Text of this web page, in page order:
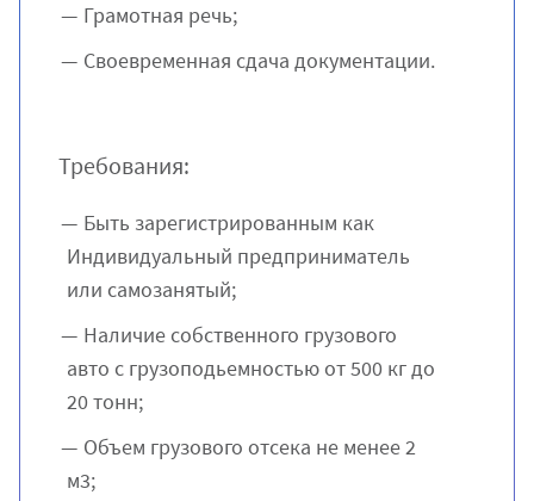
Грамотная речь;
Своевременная сдача документации.
Требования:
Быть зарегистрированным как
Индивидуальный предприниматель
или самозанятый;
Наличие собственного грузового
авто с грузоподьемностью от 500 кг до
20 тонн;
Объем грузового отсека не менее 2
м3;